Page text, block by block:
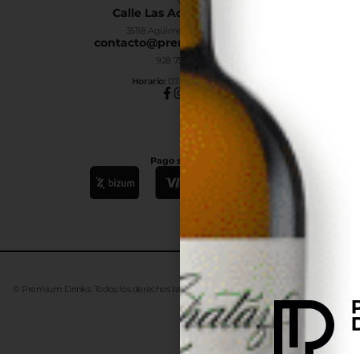
Calle Las Adelfas Nº6-B
35118 Agüimes, Las Palmas
contacto@premiumdrinks.es
928 754 363
Horario: 07:00h a 15:00h
Pago seguro
© Premium Drinks. Todos los derechos reservados. DesarrolladoAdvanze